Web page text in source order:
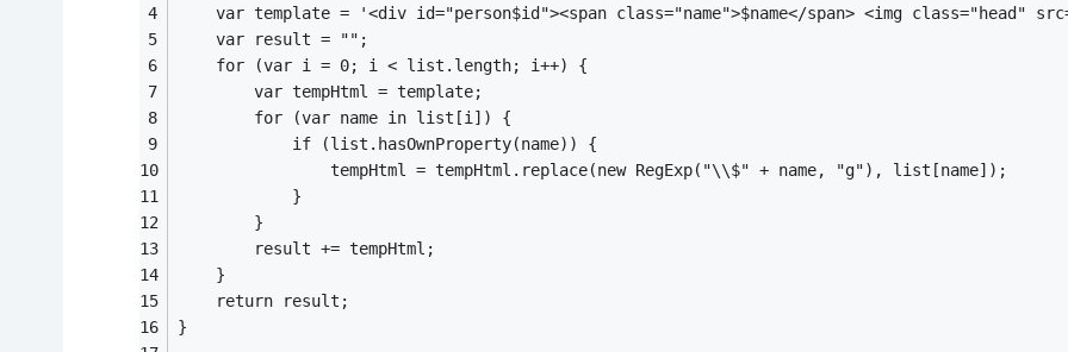
var template = '<div id="person$id"><span class="name">$name</span> <img class="head"
    var result = "";
    for (var i = 0; i < list.length; i++) {
        var tempHtml = template;
        for (var name in list[i]) {
            if (list.hasOwnProperty(name)) {
                tempHtml = tempHtml.replace(new RegExp("\\$" + name, "g"), list[name]);
            }
        }
        result += tempHtml;
    }
    return result;
}